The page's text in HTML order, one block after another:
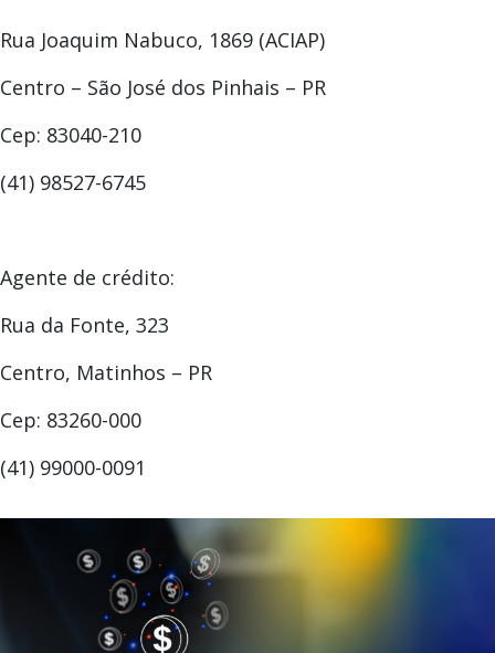
Rua Joaquim Nabuco, 1869 (ACIAP)
Centro – São José dos Pinhais – PR
Cep: 83040-210
(41) 98527-6745
Agente de crédito:
Rua da Fonte, 323
Centro, Matinhos – PR
Cep: 83260-000
(41) 99000-0091